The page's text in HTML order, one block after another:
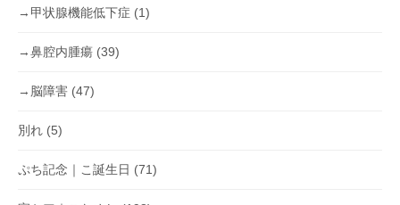
→甲状腺機能低下症 (1)
→鼻腔内腫瘍 (39)
→脳障害 (47)
別れ (5)
ぷち記念｜こ誕生日 (71)